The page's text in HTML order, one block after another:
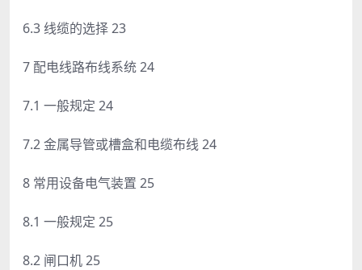
6.3 线缆的选择 23
7 配电线路布线系统 24
7.1 一般规定 24
7.2 金属导管或槽盒和电缆布线 24
8 常用设备电气装置 25
8.1 一般规定 25
8.2 闸口机 25